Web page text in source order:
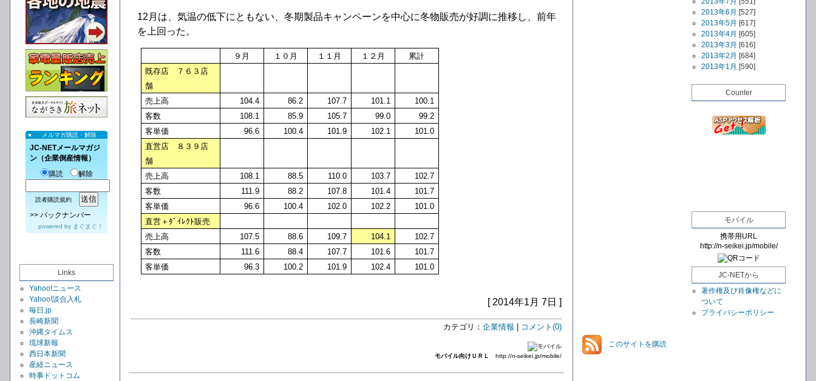
メルマガ購読・解除
JC-NETメールマガジ
ン（企業倒産情報）
購読
解除
読者購読規約
>> バックナンバー
powered by まぐまぐ！
Links
Yahoo!ニュース
Yahoo!談合入札
毎日.jp
長崎新聞
沖縄タイムス
琉球新報
西日本新聞
産経ニュース
時事ドットコム
12 月は、気温の低下にともない、冬期製品キャンペーンを中心に冬物販売が好調に推移し、前年
を上回った。
９月 １０月 １１月 １２月
累計
既存店 ７６３店
舗
売上高
104.4 86.2 107.7 101.1
100.1
客数
108.1 85.9 105.7 99.0
99.2
客単価
96.6 100.4 101.9 102.1
101.0
直営店 ８３９店
舗
売上高
108.1 88.5 110.0 103.7
102.7
客数
111.9 88.2 107.8 101.4
101.7
客単価
96.6 100.4 102.0 102.2
101.0
直営＋ﾀﾞｲﾚｸﾄ販売
売上高
107.5 88.6 109.7 104.1
102.7
客数
111.6 88.4 107.7 101.6
101.7
客単価
96.3 100.2 101.9 102.4 101.0
[ 2014年1月 7日 ]
カテゴリ： 企業情報 コメント(0)
モバイル向けＵＲＬ http://n-seikei.jp/mobile/
このサイトを購読
2013年6月 [527]
2013年5月 [617]
2013年4月 [605]
2013年3月 [616]
2013年2月 [684]
2013年1月 [590]
Counter
モバイル
携帯用URL
http://n-seikei.jp/mobile/
JC-NETから
著作権及び肖像権などに
ついて
プライバシーポリシー